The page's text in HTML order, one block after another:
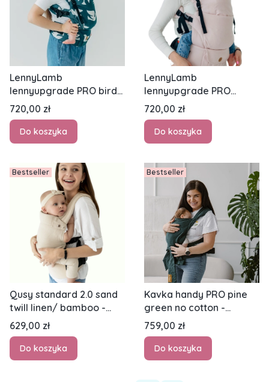
LennyLamb
lennyupgrade PRO birdy
skyward - nosidło
klamrowe regulowane
Cena
720,00 zł
Do koszyka
LennyLamb
lennyupgrade PRO
marshmallow - nosidło
klamrowe regulowane
Cena
720,00 zł
Do koszyka
Bestseller
Qusy standard 2.0 sand
twill linen/ bamboo -
nosidło klamrowe
regulowane
Cena
629,00 zł
Do koszyka
Bestseller
Kavka handy PRO pine
green no cotton -
nosidło hybrydowe
regulowane
Cena
759,00 zł
Do koszyka